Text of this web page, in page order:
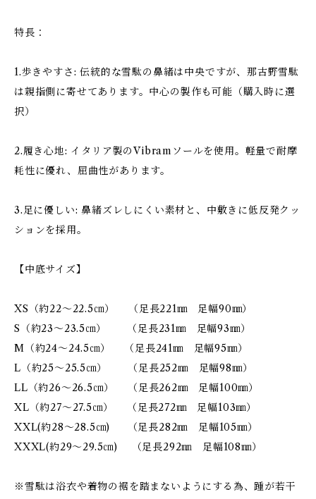
特長：
1.歩きやすさ: 伝統的な雪駄の鼻緒は中央ですが、那古野雪駄
は親指側に寄せてあります。中心の製作も可能（購入時に選
択）
2.履き心地: イタリア製のVibramソールを使用。軽量で耐摩
耗性に優れ、屈曲性があります。
3.足に優しい: 鼻緒ズレしにくい素材と、中敷きに低反発クッ
ションを採用。
【中底サイズ】
XS（約22～22.5㎝） （足長221㎜ 足幅90㎜）
S（約23～23.5㎝） （足長231㎜ 足幅93㎜）
M（約24～24.5㎝） （足長241㎜ 足幅95㎜）
L（約25～25.5㎝） （足長252㎜ 足幅98㎜）
LL（約26～26.5㎝） （足長262㎜ 足幅100㎜）
XL（約27～27.5㎝） （足長272㎜ 足幅103㎜）
XXL(約28～28.5㎝) （足長282㎜ 足幅105㎜）
XXXL(約29～29.5㎝) （足長292㎜ 足幅108㎜）
※雪駄は浴衣や着物の裾を踏まないようにする為、踵が若干